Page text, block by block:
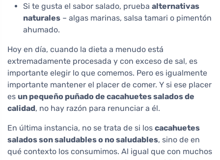
Si te gusta el sabor salado, prueba alternativas
naturales – algas marinas, salsa tamari o pimentón
ahumado.
Hoy en día, cuando la dieta a menudo está
extremadamente procesada y con exceso de sal, es
importante elegir lo que comemos. Pero es igualmente
importante mantener el placer de comer. Y si ese placer
es un pequeño puñado de cacahuetes salados de
calidad, no hay razón para renunciar a él.
En última instancia, no se trata de si los cacahuetes
salados son saludables o no saludables, sino de en
qué contexto los consumimos. Al igual que con muchos